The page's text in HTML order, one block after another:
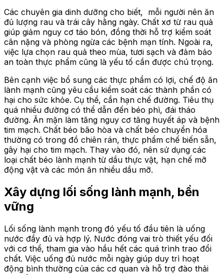
Các chuyên gia dinh dưỡng cho biết, mỗi người nên ăn
đủ lượng rau và trái cây hằng ngày. Chất xơ từ rau quả
giúp giảm nguy cơ táo bón, đồng thời hỗ trợ kiểm soát
cân nặng và phòng ngừa các bệnh mạn tính. Ngoài ra,
việc lựa chọn rau quả theo mùa, tươi sạch và đảm bảo
an toàn thực phẩm cũng là yếu tố cần được chú trọng.
Bên cạnh việc bổ sung các thực phẩm có lợi, chế độ ăn
lành mạnh cũng yêu cầu kiểm soát các thành phần có
hại cho sức khỏe. Cụ thể, cần hạn chế đường. Tiêu thụ
quá nhiều đường có thể dẫn đến béo phì, đái tháo
đường. Ăn mặn làm tăng nguy cơ tăng huyết áp và bệnh
tim mạch. Chất béo bão hòa và chất béo chuyển hóa
thường có trong đồ chiên rán, thực phẩm chế biến sẵn,
gây hại cho tim mạch. Thay vào đó, nên sử dụng các
loại chất béo lành mạnh từ dầu thực vật, hạn chế mỡ
động vật và các món ăn nhiều dầu mỡ.
Xây dựng lối sống lành mạnh, bền
vững
Lối sống lành mạnh trong đó yếu tố đầu tiên là uống
nước đầy đủ và hợp lý. Nước đóng vai trò thiết yếu đối
với cơ thể, tham gia vào hầu hết các quá trình trao đổi
chất. Việc uống đủ nước mỗi ngày giúp duy trì hoạt
động bình thường của các cơ quan và hỗ trợ đào thải